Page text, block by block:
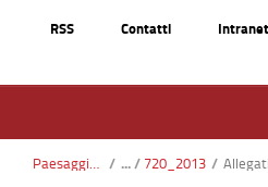
RSS Contatti Intranet
Paesaggio, Territorio, Urbanistica / 720_2013 /